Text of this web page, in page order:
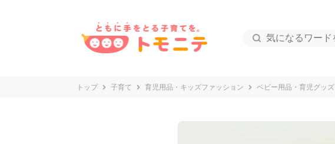
トップ 子育て 育児用品・キッズファッション ベビー用品・育児グッズ